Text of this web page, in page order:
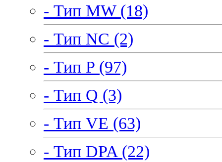
- Тип MW (18)
- Тип NC (2)
- Тип P (97)
- Тип Q (3)
- Тип VE (63)
- Тип DPA (22)